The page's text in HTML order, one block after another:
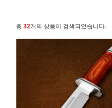
총 32개의 상품이 검색되었습니다.